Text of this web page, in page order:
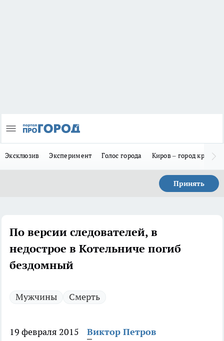
Эксклюзив Эксперимент Голос города Киров – город
Принять
По версии следователей, в
недострое в Котельниче погиб
бездомный
Мужчины Смерть
19 февраля 2015 Виктор Петров